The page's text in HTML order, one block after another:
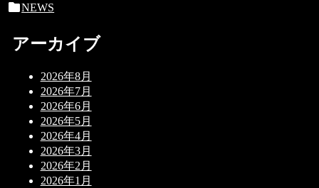
NEWS
アーカイブ
2026年8月
2026年7月
2026年6月
2026年5月
2026年4月
2026年3月
2026年2月
2026年1月